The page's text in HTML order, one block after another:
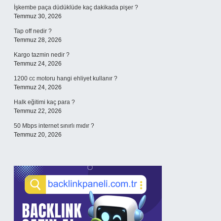
İşkembe paça düdüklüde kaç dakikada pişer ?
Temmuz 30, 2026
Tap off nedir ?
Temmuz 28, 2026
Kargo tazmin nedir ?
Temmuz 24, 2026
1200 cc motoru hangi ehliyet kullanır ?
Temmuz 24, 2026
Halk eğitimi kaç para ?
Temmuz 22, 2026
50 Mbps internet sınırlı mıdır ?
Temmuz 20, 2026